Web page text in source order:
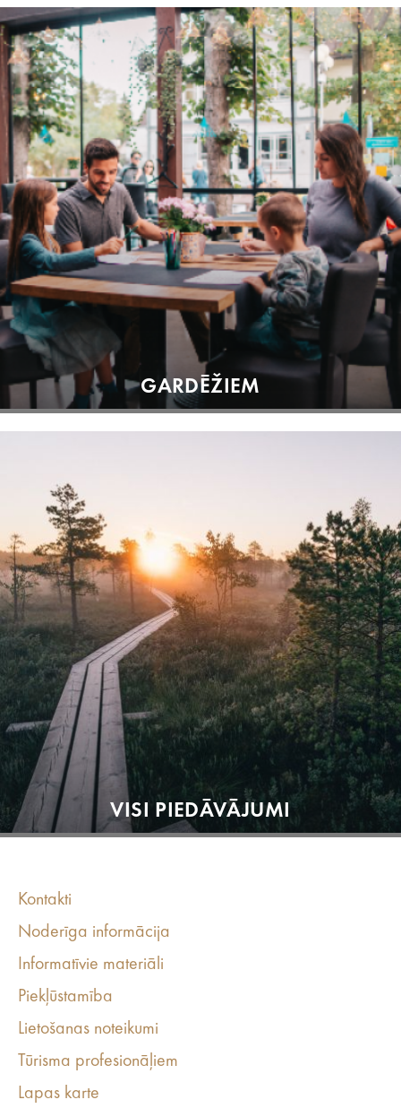
GARDĒŽIEM
VISI PIEDĀVĀJUMI
Kontakti
Noderīga informācija
Informatīvie materiāli
Piekļūstamība
Lietošanas noteikumi
Tūrisma profesionāļiem
Lapas karte